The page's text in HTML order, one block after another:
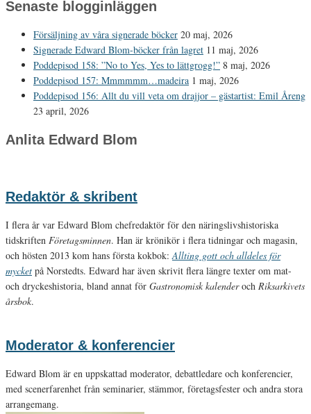
Senaste blogginläggen
Försäljning av våra signerade böcker 20 maj, 2026
Signerade Edward Blom-böcker från lagret 11 maj, 2026
Poddepisod 158: ”No to Yes, Yes to lättgrogg!” 8 maj, 2026
Poddepisod 157: Mmmmmm…madeira 1 maj, 2026
Poddepisod 156: Allt du vill veta om drajjor – gästartist: Emil Åreng
23 april, 2026
Anlita Edward Blom
Redaktör & skribent
I flera år var Edward Blom chefredaktör för den näringslivshistoriska
tidskriften Företagsminnen. Han är krönikör i flera tidningar och magasin,
och hösten 2013 kom hans första kokbok:Allting gott och alldeles för
mycket på Norstedts. Edward har även skrivit flera längre texter om mat-
och dryckeshistoria, bland annat för Gastronomisk kalenderoch Riksarkivets
årsbok.
Moderator & konferencier
Edward Blom är en uppskattad moderator, debattledare och konferencier,
med scenerfarenhet från seminarier, stämmor, företagsfester och andra stora
arrangemang.